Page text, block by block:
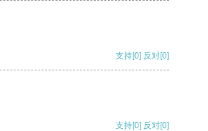
支持[0] 反对[0]
支持[0] 反对[0]